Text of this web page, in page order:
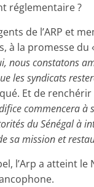
réglementaire ?
de l’ARP et
à la promesse du
nous constatons
les syndicats
Et de renchérir
commencera à
du Sénégal à
sa mission et
l’Arp a atteint le